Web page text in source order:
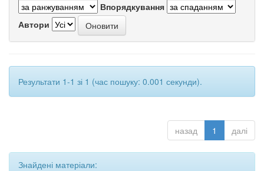
Впорядкування
Автори
Результати 1-1 зі 1 (час пошуку: 0.001 секунди).
назад 1 далі
Знайдені матеріали: